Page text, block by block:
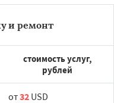
и ремонт
стоимость услуг,
рублей
от32 USD